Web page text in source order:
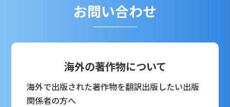
お問い合わせ
海外の著作物について
海外で出版された著作物を翻訳出版したい出版
関係者の方へ